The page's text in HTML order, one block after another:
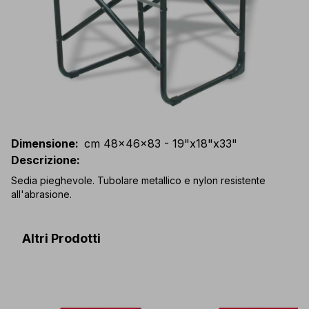
Dimensione: cm 48x46x83 - 19"x18"x33"
Descrizione:
Sedia pieghevole. Tubolare metallico e nylon resistente
all'abrasione.
Altri Prodotti